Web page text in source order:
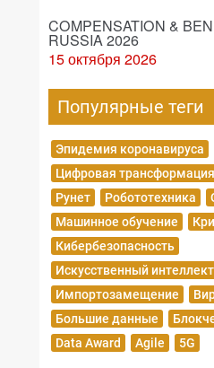
COMPENSATION &
RUSSIA 2026
15 октября 2026
Популярные теги
Эпидемия коронавируса
Цифровая трансформация
Рунет
Робототехника
Машинное обучение
Кибербезопасность
Искусственный интеллект
Импортозамещение
Большие данные
Data Award
Agile 5G